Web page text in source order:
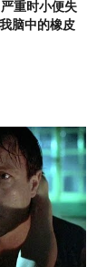
重时小便失
脑中的橡皮